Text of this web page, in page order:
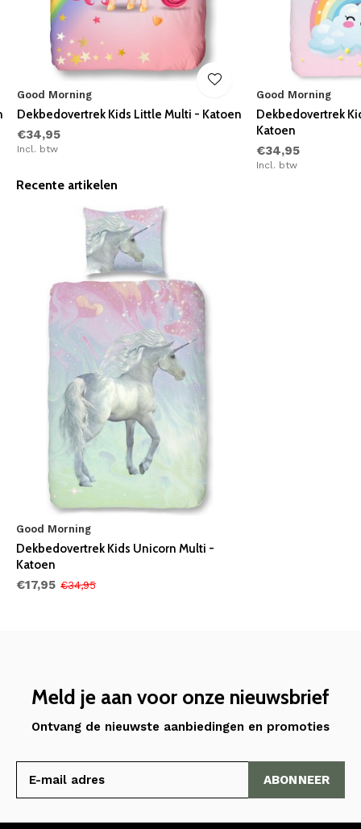
Good Morning
Dekbedovertrek Kids Little Multi - Katoen
€34,95
Incl. btw
Good Morning
Dekbedovertrek
Katoen
€34,95
Incl. btw
Recente artikelen
Good Morning
Dekbedovertrek Kids Unicorn Multi -
Katoen
€17,95 €34,95
Meld je aan voor onze nieuwsbrief
Ontvang de nieuwste aanbiedingen en promoties
ABONNEER